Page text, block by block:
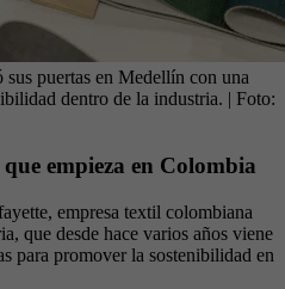
puertas en Medellín con una
dentro de la industria. | Foto:
empieza en Colombia
empresa textil colombiana
que desde hace varios años viene
para promover la sostenibilidad en